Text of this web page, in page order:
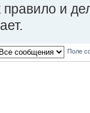
правило и
Поле